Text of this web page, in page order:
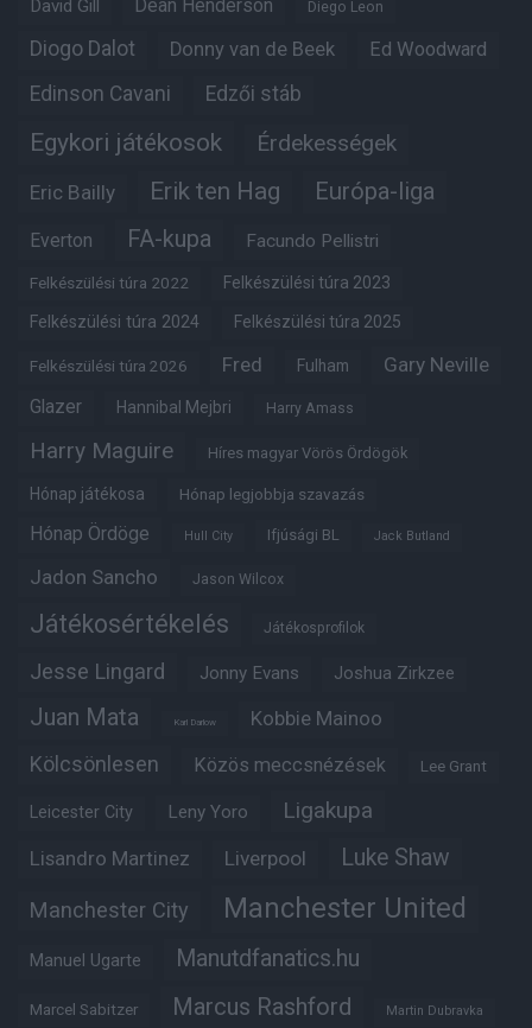
David Gill Dean Henderson Diego Leon
Diogo Dalot Donny van de Beek Ed Woodward
Edinson Cavani Edzői stáb
Egykori játékosok Érdekességek
Eric Bailly Erik ten Hag Európa-liga
Everton FA-kupa Facundo Pellistri
Felkészülési túra 2022 Felkészülési túra 2023
Felkészülési túra 2024 Felkészülési túra 2025
Felkészülési túra 2026 Fred Fulham Gary Neville
Glazer Hannibal Mejbri Harry Amass
Harry Maguire Híres magyar Vörös Ördögök
Hónap játékosa Hónap legjobbja szavazás
Hónap Ördöge Hull City Ifjúsági BL Jack Butland
Jadon Sancho Jason Wilcox
Játékosértékelés Játékosprofilok
Jesse Lingard Jonny Evans Joshua Zirkzee
Juan Mata Karl Darlow Kobbie Mainoo
Kölcsönlesen Közös meccsnézések Lee Grant
Leicester City Leny Yoro Ligakupa
Lisandro Martinez Liverpool Luke Shaw
Manchester City Manchester United
Manuel Ugarte Manutdfanatics.hu
Marcel Sabitzer Marcus Rashford Martin Dubravka